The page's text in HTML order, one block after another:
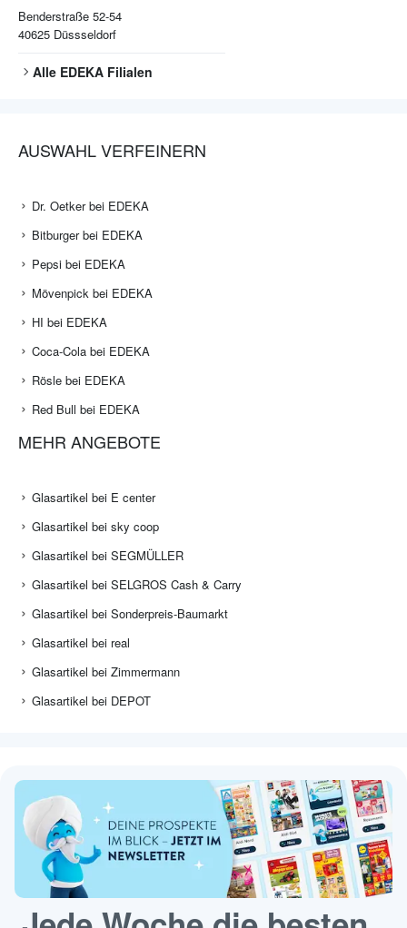
Benderstraße 52-54
40625 Düssseldorf
Alle EDEKA Filialen
AUSWAHL VERFEINERN
Dr. Oetker bei EDEKA
Bitburger bei EDEKA
Pepsi bei EDEKA
Mövenpick bei EDEKA
HI bei EDEKA
Coca-Cola bei EDEKA
Rösle bei EDEKA
Red Bull bei EDEKA
MEHR ANGEBOTE
Glasartikel bei E center
Glasartikel bei sky coop
Glasartikel bei SEGMÜLLER
Glasartikel bei SELGROS Cash & Carry
Glasartikel bei Sonderpreis-Baumarkt
Glasartikel bei real
Glasartikel bei Zimmermann
Glasartikel bei DEPOT